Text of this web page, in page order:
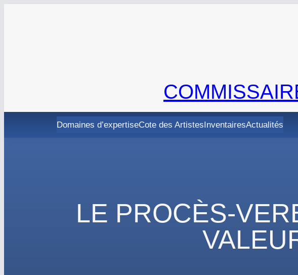
Domaines d’expertiseCote des ArtistesInventairesActualités
LE PROCÈS-